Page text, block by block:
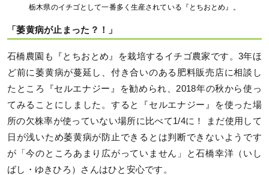
栃木県のイチゴとして一番多く生産されている『とちおとめ』。
「萎黄病が止まった？！」
石橋農園も『とちおとめ』を栽培するイチゴ農家です。3年ほ
ど前に萎黄病が蔓延し、付き合いのある肥料販売店に相談し
たところ『セルエナジー』を勧められ、2018年の秋から使っ
てみることにしました。すると『セルエナジー』を使った場
所の欠株率が使っていない場所に比べて1/4に！ まだ使用して
日が浅いため萎黄病が防止できるとは判断できないようです
が「今のところあまり広がっていません」と石橋幸洋（いし
ばし・ゆきひろ）さんはひと安心です。